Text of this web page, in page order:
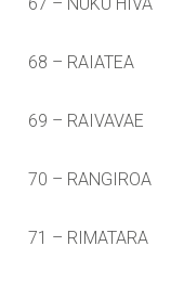
68 – RAIATEA
69 – RAIVAVAE
70 – RANGIROA
71 – RIMATARA